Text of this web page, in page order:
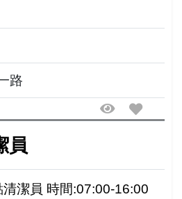
路
員
潔員 時間:07:00-16:00